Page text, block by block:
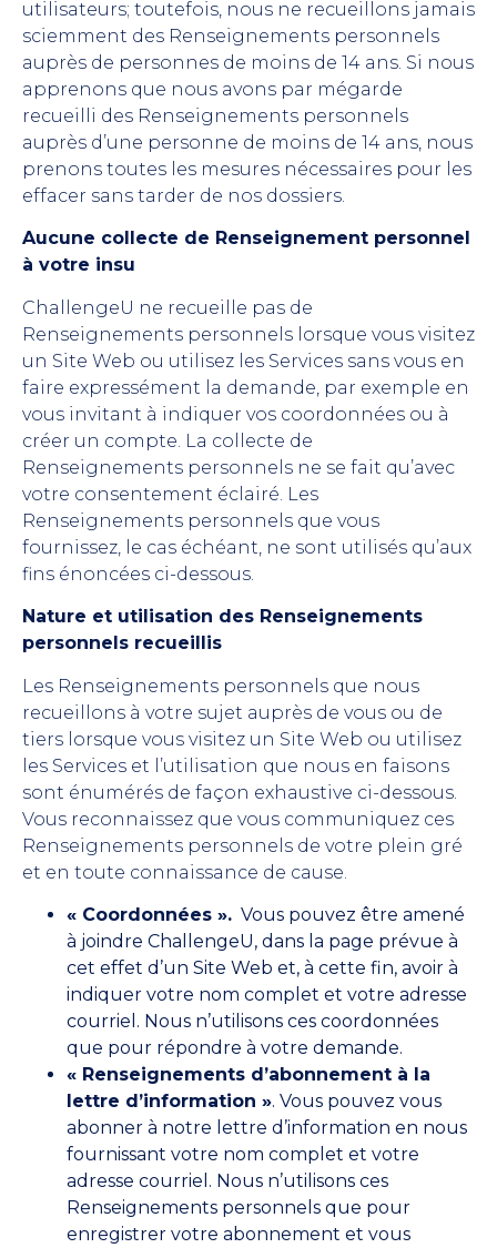
utilisateurs; toutefois, nous ne recueillons jamais
sciemment des Renseignements personnels
auprès de personnes de moins de 14 ans. Si nous
apprenons que nous avons par mégarde
recueilli des Renseignements personnels
auprès d’une personne de moins de 14 ans, nous
prenons toutes les mesures nécessaires pour les
effacer sans tarder de nos dossiers.
Aucune collecte de Renseignement personnel
à votre insu
ChallengeU ne recueille pas de
Renseignements personnels lorsque vous visitez
un Site Web ou utilisez les Services sans vous en
faire expressément la demande, par exemple en
vous invitant à indiquer vos coordonnées ou à
créer un compte. La collecte de
Renseignements personnels ne se fait qu’avec
votre consentement éclairé. Les
Renseignements personnels que vous
fournissez, le cas échéant, ne sont utilisés qu’aux
fins énoncées ci-dessous.
Nature et utilisation des Renseignements
personnels recueillis
Les Renseignements personnels que nous
recueillons à votre sujet auprès de vous ou de
tiers lorsque vous visitez un Site Web ou utilisez
les Services et l’utilisation que nous en faisons
sont énumérés de façon exhaustive ci-dessous.
Vous reconnaissez que vous communiquez ces
Renseignements personnels de votre plein gré
et en toute connaissance de cause.
« Coordonnées ». Vous pouvez être amené
à joindre ChallengeU, dans la page prévue à
cet effet d’un Site Web et, à cette fin, avoir à
indiquer votre nom complet et votre adresse
courriel. Nous n’utilisons ces coordonnées
que pour répondre à votre demande.
« Renseignements d’abonnement à la
lettre d’information ». Vous pouvez vous
abonner à notre lettre d’information en nous
fournissant votre nom complet et votre
adresse courriel. Nous n’utilisons ces
Renseignements personnels que pour
enregistrer votre abonnement et vous